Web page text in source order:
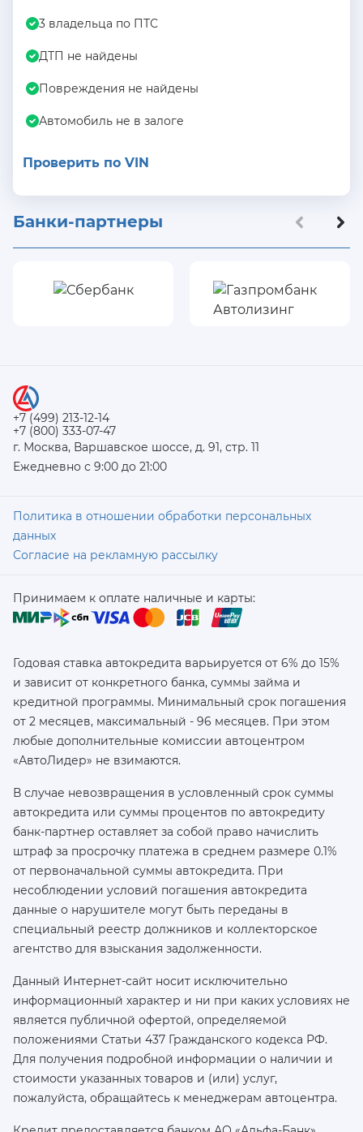
3 владельца по ПТС
ДТП не найдены
Повреждения не найдены
Автомобиль не в залоге
Проверить по VIN
Банки-партнеры
+7 (499) 213-12-14
+7 (800) 333-07-47
г. Москва, Варшавское шоссе, д. 91, стр. 11
Ежедневно с 9:00 до 21:00
Политика в отношении обработки персональных
данных
Согласие на рекламную рассылку
Принимаем к оплате наличные и карты:
Годовая ставка автокредита варьируется от 6% до 15%
и зависит от конкретного банка, суммы займа и
кредитной программы. Минимальный срок погашения
от 2 месяцев, максимальный - 96 месяцев. При этом
любые дополнительные комиссии автоцентром
«АвтоЛидер» не взимаются.
В случае невозвращения в условленный срок суммы
автокредита или суммы процентов по автокредиту
банк-партнер оставляет за собой право начислить
штраф за просрочку платежа в среднем размере 0.1%
от первоначальной суммы автокредита. При
несоблюдении условий погашения автокредита
данные о нарушителе могут быть переданы в
специальный реестр должников и коллекторское
агентство для взыскания задолженности.
Данный Интернет-сайт носит исключительно
информационный характер и ни при каких условиях не
является публичной офертой, определяемой
положениями Статьи 437 Гражданского кодекса РФ.
Для получения подробной информации о наличии и
стоимости указанных товаров и (или) услуг,
пожалуйста, обращайтесь к менеджерам автоцентра.